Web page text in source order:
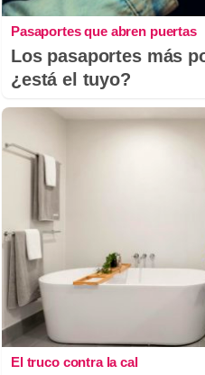
Pasaportes que abren puertas
Los pasaportes más
¿está el tuyo?
El truco contra la cal